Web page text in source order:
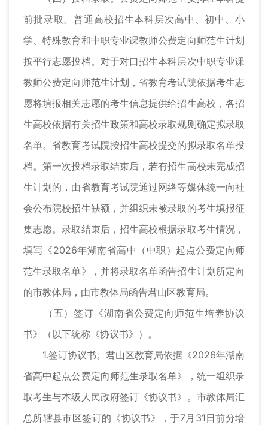
前批录取。普通高校招生本科层次高中、初中、小
学、特殊教育和中职专业课教师公费定向师范生计划
按平行志愿投档。对于对口招生本科层次中职专业课
教师公费定向师范生计划，省教育考试院依据考生志
愿将填报相关志愿的考生信息提供给招生高校，各招
生高校依据有关招生政策和高校录取规则确定拟录取
名单。省教育考试院按招生高校提交的拟录取名单投
档。第一次投档录取结束后，若有招生高校未完成招
生计划的，由省教育考试院通过网络等媒体统一向社
会公布院校招生缺额，并组织未被录取的考生填报征
集志愿。录取结束后，招生高校根据录取考生情况，
填写《2026年湖南省高中（中职）起点公费定向师
范生录取名单》，并将录取名单函告招生计划所定向
的市教体局，由市教体局函告君山区教育局。
（五）签订《湖南省公费定向师范生培养协议
书》（以下统称《协议书》）。
1.签订协议书。君山区教育局依据《2026年湖南
省高中起点公费定向师范生录取名单》，统一组织录
取考生与本级人民政府签订《协议书》。市教体局汇
总所辖县市区签订的《协议书》，于7月31日前分培